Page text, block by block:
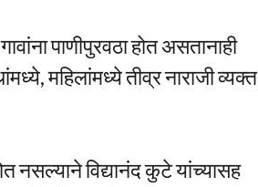
पाणीपुरवठा होत असतानाही
महिलांमध्ये तीव्र नाराजी व्यक्त
नसल्याने विद्यानंद कुटे यांच्यासह